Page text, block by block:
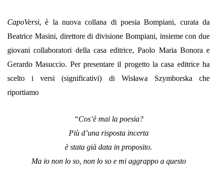
CapoVersi, è la nuova collana di poesia Bompiani, curata da
Beatrice Masini, direttore di divisione Bompiani, insieme con due
giovani collaboratori della casa editrice, Paolo Maria Bonora e
Gerardo Masuccio. Per presentare il progetto la casa editrice ha
scelto i versi (significativi) di Wisława Szymborska che
riportiamo
“Cos’è mai la poesia?
Più d’una risposta incerta
è stata già data in proposito.
Ma io non lo so, non lo so e mi aggrappo a questo